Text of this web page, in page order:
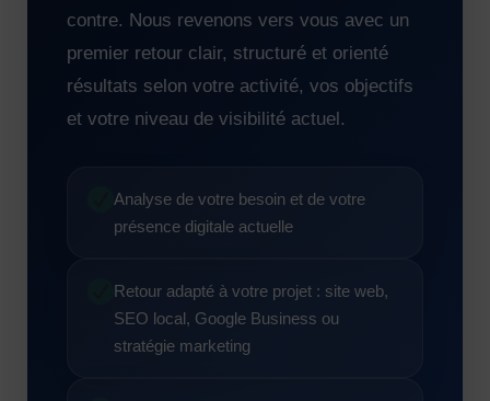
contre. Nous revenons vers vous avec un
premier retour clair, structuré et orienté
résultats selon votre activité, vos objectifs
et votre niveau de visibilité actuel.
Analyse de votre besoin et de votre
présence digitale actuelle
Retour adapté à votre projet : site web,
SEO local, Google Business ou
stratégie marketing